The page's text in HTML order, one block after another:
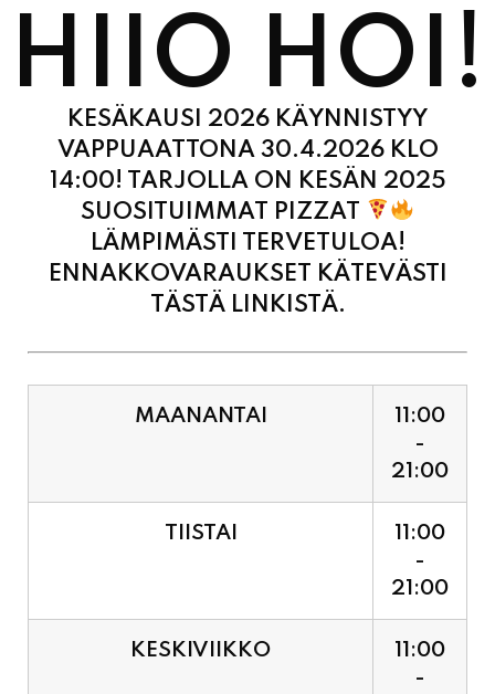
KESÄKAUSI 2026 KÄYNNISTYY
VAPPUAATTONA 30.4.2026 KLO
14:00! TARJOLLA ON KESÄN 2025
SUOSITUIMMAT PIZZAT
LÄMPIMÄSTI TERVETULOA!
ENNAKKOVARAUKSET KÄTEVÄSTI
TÄSTÄ LINKISTÄ.
-
21:00
11:00
-
21:00
11:00
-
21:00
11:00